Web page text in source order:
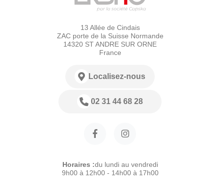
13 Allée de Cindais
ZAC porte de la Suisse Normande
14320 ST ANDRE SUR ORNE
France
Localisez-nous
02 31 44 68 28
Horaires :du lundi au vendredi
9h00 à 12h00 - 14h00 à 17h00